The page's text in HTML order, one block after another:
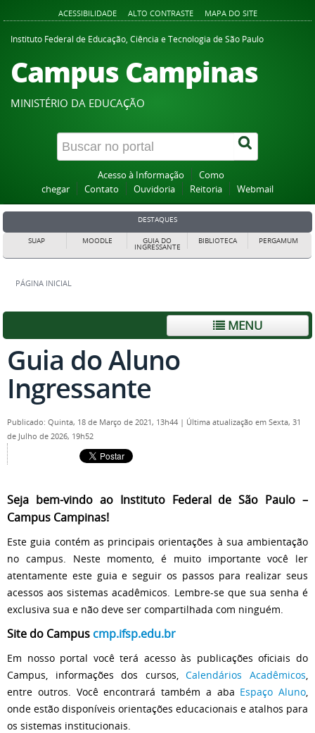
ACESSIBILIDADE ALTO CONTRASTE MAPA DO SITE
Instituto Federal de Educação, Ciência e Tecnologia de São Paulo
Campus Campinas
MINISTÉRIO DA EDUCAÇÃO
Acesso à Informação
Como
chegar
Contato Ouvidoria Reitoria Webmail
DESTAQUES
SUAP MOODLE GUIA DO
INGRESSANTE
BIBLIOTECA PERGAMUM
PÁGINA INICIAL
MENU
Guia do Aluno
Ingressante
Publicado: Quinta, 18 de Março de 2021, 13h44 | Última atualização em Sexta, 31
de Julho de 2026, 19h52
Seja bem-vindo ao Instituto Federal de São Paulo –
Campus Campinas!
Este guia contém as principais orientações à sua ambientação
no campus. Neste momento, é muito importante você ler
atentamente este guia e seguir os passos para realizar seus
acessos aos sistemas acadêmicos. Lembre-se que sua senha é
exclusiva sua e não deve ser compartilhada com ninguém.
Site do Campus cmp.ifsp.edu.br
Em nosso portal você terá acesso às publicações oficiais do
Campus, informações dos cursos,Calendários Acadêmicos,
entre outros. Você encontrará também a aba Espaço Aluno,
onde estão disponíveis orientações educacionais e atalhos para
os sistemas institucionais.